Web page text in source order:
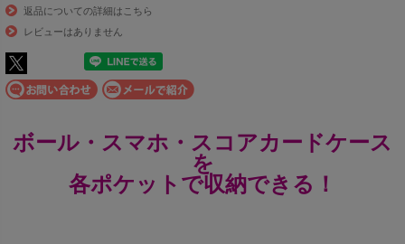
返品についての詳細はこちら
レビューはありません
ボール・スマホ・スコアカードケース
を
各ポケットで収納できる！